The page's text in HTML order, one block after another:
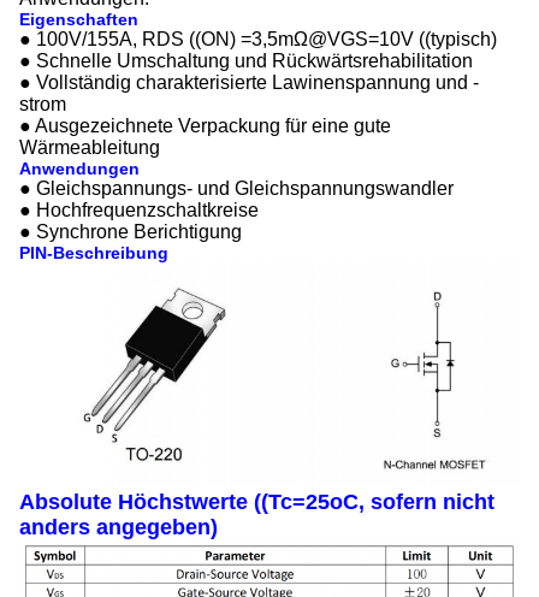
Eigenschaften
● 100V/155A, RDS ((ON) =3,5mΩ@VGS=10V ((typisch)
● Schnelle Umschaltung und Rückwärtsrehabilitation
● Vollständig charakterisierte Lawinenspannung und -
strom
● Ausgezeichnete Verpackung für eine gute
Wärmeableitung
Anwendungen
● Gleichspannungs- und Gleichspannungswandler
● Hochfrequenzschaltkreise
● Synchrone Berichtigung
PIN-Beschreibung
Absolute Höchstwerte ((Tc=25oC, sofern nicht
anders angegeben)